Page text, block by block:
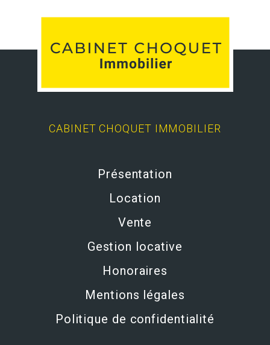
CABINET CHOQUET IMMOBILIER
Présentation
Location
Vente
Gestion locative
Honoraires
Mentions légales
Politique de confidentialité